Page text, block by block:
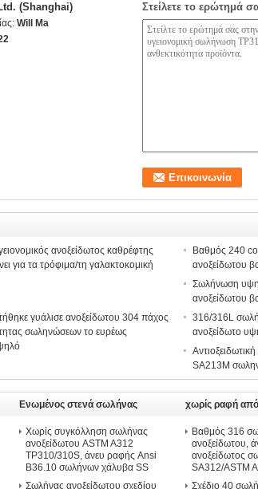
(Shanghai)
Will Ma
Στείλετε το ερώτημά
ανοξείδωτος καθρέφτης
για τα τρόφιμα/τη γαλακτοκομική
Βαθμός 240
ανοξείδωτου
Σωλήνωση
ανοξείδωτου
γυάλισε ανοξείδωτου 304 πάχος
σωληνώσεων το ευρέως
316/316L
ανοξείδωτο
SA213M
Ενωμένος στενά σωλήνας
ανοξείδωτου
Χωρίς συγκόλληση σωλήνας
ανοξείδωτου ASTM A312
TP310/310S, άνευ ραφής Ansi
B36.10 σωλήνων χάλυβα SS
Σωλήνας ανοξείδωτου σχεδίου
χωρίς ραφή
ατσάλι
Βαθμός 316
ανοξείδωτου,
ανοξείδωτος
SA312/ASTM
Σχέδιο 40